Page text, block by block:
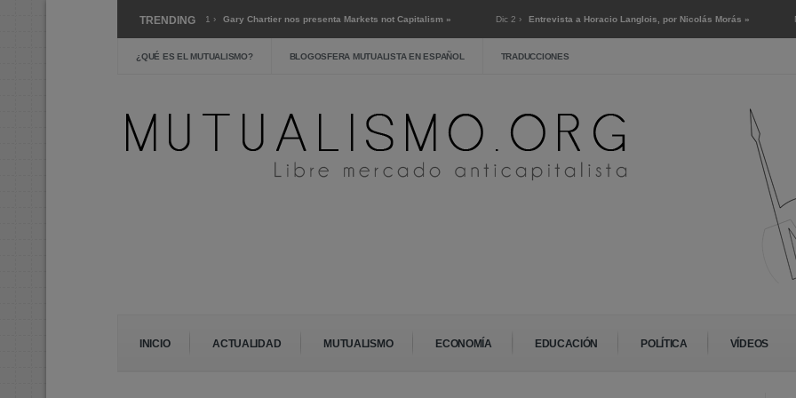
TRENDING
Mar 1 › Gary Chartier nos presenta Markets not Capitalism » Dic 2 › Entrevista a Horacio Langlois, por Nicolás Morás » Nov 27 › El
¿QUÉ ES EL MUTUALISMO? BLOGOSFERA MUTUALISTA EN ESPAÑOL TRADUCCIONES
INICIO ACTUALIDAD MUTUALISMO ECONOMÍA EDUCACIÓN POLÍTICA VÍDEOS